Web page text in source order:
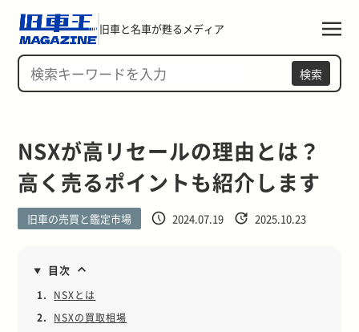
旧車と名車が甦るメディア
検索
NSXが高リセールの理由とは？
高く売るポイントも紹介します
旧車の売買と鑑定市場 2024.07.19 2025.10.23
目次
1.
NSXとは
2.
NSXの買取相場